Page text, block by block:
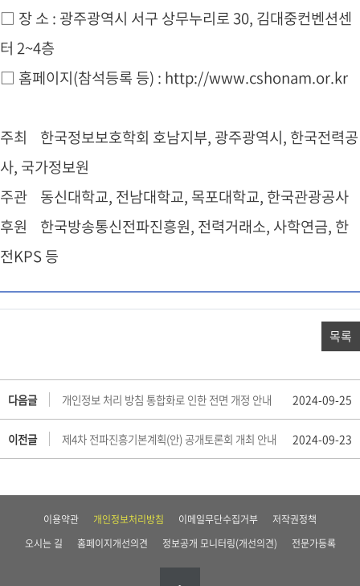
□ 장 소 : 광주광역시 서구 상무누리로 30, 김대중컨벤션센
터 2~4층
□ 홈페이지(참석등록 등) : http://www.cshonam.or.kr
주최 한국정보보호학회 호남지부, 광주광역시, 한국전력공
사, 국가정보원
주관 동신대학교, 전남대학교, 목포대학교, 한국관광공사
후원 한국방송통신전파진흥원, 전력거래소, 사학연금, 한
전KPS 등
목록
다음글 개인정보 처리 방침 통합화로 인한 전면 개정 안내 2024-09-25
이전글 제4차 전파진흥기본계획(안) 공개토론회 개최 안내 2024-09-23
이용약관 개인정보처리방침 이메일무단수집거부
저작권정책
오시는 길
홈페이지개선의견 정보공개 모니터링(개선의견) 전문가등록